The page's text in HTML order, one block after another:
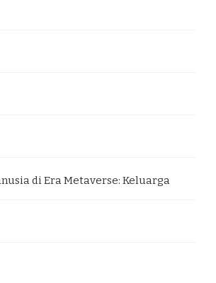
di Era Metaverse: Keluarga